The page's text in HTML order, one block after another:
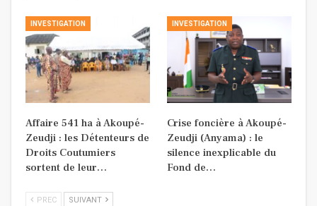
INVESTIGATION
Affaire 541 ha à Akoupé-
Zeudji : les Détenteurs de
Droits Coutumiers
sortent de leur…
INVESTIGATION
Crise foncière à Akoupé-
Zeudji (Anyama) : le
silence inexplicable du
Fond de…
PREC SUIVANT